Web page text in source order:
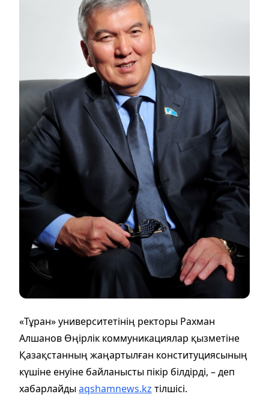
«Тұран» университетінің ректоры Рахман
Алшанов Өңірлік коммуникациялар қызметіне
Қазақстанның жаңартылған конституциясының
күшіне енуіне байланысты пікір білдірді, – деп
хабарлайдыaqshamnews.kz тілшісі.